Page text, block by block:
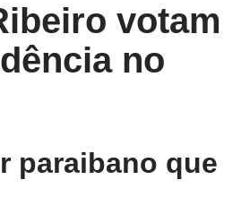
votam
no
paraibano que